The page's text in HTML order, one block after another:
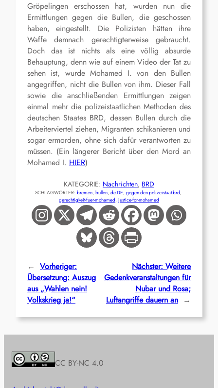
Gröpelingen erschossen hat, wurden nun die
Ermittlungen gegen die Bullen, die geschossen
haben, eingestellt. Die Polizisten hätten ihre
Waffe demnach gerechtigterweise gebraucht.
Doch das ist nichts als eine völlig absurde
Behauptung, denn wie auf einem Video der Tat zu
sehen ist, wurde Mohamed I. von den Bullen
angegriffen, nicht die Bullen von ihm. Dieser Fall
sowie die anschließenden Ermittlungen zeigen
einmal mehr die polizeistaatlichen Methoden des
deutschen Staates BRD, dessen Bullen durch die
Arbeiterviertel ziehen, Migranten schikanieren und
sogar ermorden, ohne sich dafür verantworten zu
müssen. (Ein längerer Bericht über den Mord an
Mohamed I. HIER)
KATEGORIE: Nachrichten, BRD
SCHLAGWÖRTER: bremen, bullen, de-DE, gegen-den-polizeistaat-brd
gerechtigkeit-fuer-mohamed, justice-for-mohamed
← Vorheriger:
Übersetzung: Auszug
aus „Wahlen nein!
Volkskrieg ja!“
Nächster: Weitere
Gedenkveranstaltungen für
Nubar und Rosa;
Luftangriffe dauern an →
CC BY-NC 4.0